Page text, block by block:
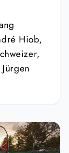
Hiob,